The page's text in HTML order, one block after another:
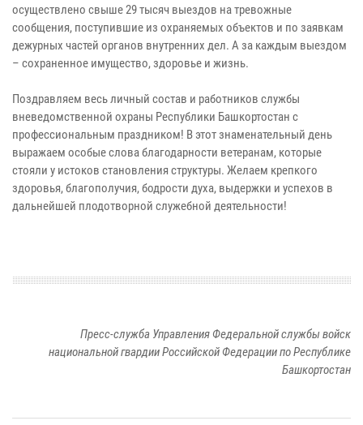
осуществлено свыше 29 тысяч выездов на тревожные
сообщения, поступившие из охраняемых объектов и по заявкам
дежурных частей органов внутренних дел. А за каждым выездом
– сохраненное имущество, здоровье и жизнь.
Поздравляем весь личный состав и работников службы
вневедомственной охраны Республики Башкортостан с
профессиональным праздником! В этот знаменательный день
выражаем особые слова благодарности ветеранам, которые
стояли у истоков становления структуры. Желаем крепкого
здоровья, благополучия, бодрости духа, выдержки и успехов в
дальнейшей плодотворной служебной деятельности!
Пресс-служба Управления Федеральной службы войск
национальной гвардии Российской Федерации по Республике
Башкортостан